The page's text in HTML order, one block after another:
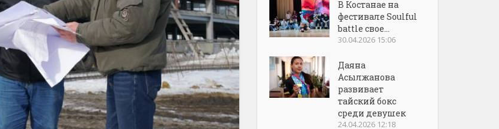
В Костанае на
фестивале Soulful
battle свое...
30.04.2026 15:06
Даяна
Асылжанова
развивает
тайский бокс
среди девушек
24.04.2026 12:18